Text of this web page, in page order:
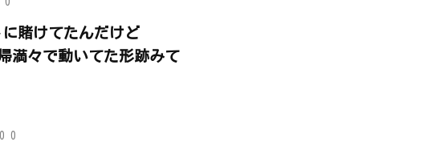
賭けてたんだけど
満々で動いてた形跡みて
0